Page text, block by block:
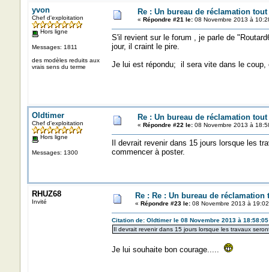
yvon
Chef d'exploitation
Hors ligne
Messages: 1811
des modèles reduits aux
vrais sens du terme
Re : Un bureau de réclamation
« Répondre #21 le:08 Novembre 2013 à
S'il revient sur le forum , je parle de
jour, il craint le pire.
Je lui est répondu; il sera vite dans le
Oldtimer
Chef d'exploitation
Hors ligne
Messages: 1300
Re : Un bureau de réclamation
« Répondre #22 le:08 Novembre 2013 à
Il devrait revenir dans 15 jours lorsque les
commencer à poster.
RHUZ68
Invité
Re : Re : Un bureau de réclamation
« Répondre #23 le:08 Novembre 2013 à
Citation de: Oldtimer le 08 Novembre 2013 à 18:58:05
Il devrait revenir dans 15 jours lorsque les travaux
Je lui souhaite bon courage.....